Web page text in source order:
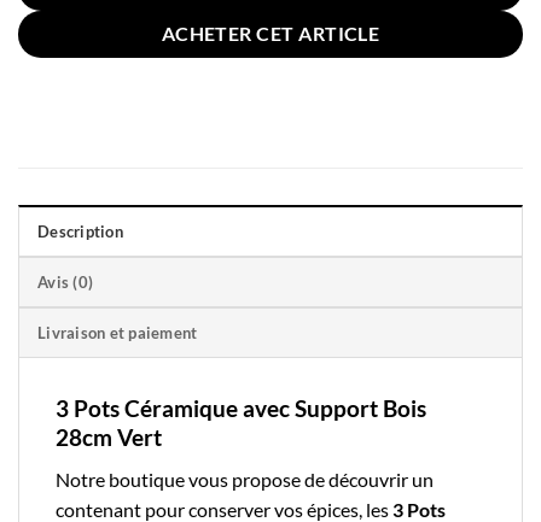
ACHETER CET ARTICLE
Description
Avis (0)
Livraison et paiement
3 Pots Céramique avec Support Bois
28cm Vert
Notre boutiquevous propose de découvrir un
contenant pour conserver vos épices, les3 Pots